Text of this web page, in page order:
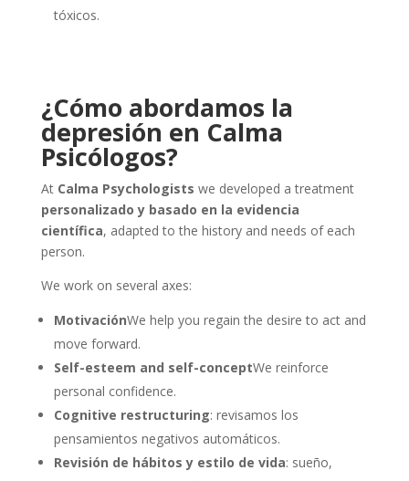
tóxicos.
¿Cómo abordamos la
depresión en Calma
Psicólogos?
At Calma Psychologists we developed a treatment
personalizado y basado en la evidencia
científica, adapted to the history and needs of each
person.
We work on several axes:
MotivaciónWe help you regain the desire to act and
move forward.
Self-esteem and self-conceptWe reinforce
personal confidence.
Cognitive restructuring: revisamos los
pensamientos negativos automáticos.
Revisión de hábitos y estilo de vida: sueño,